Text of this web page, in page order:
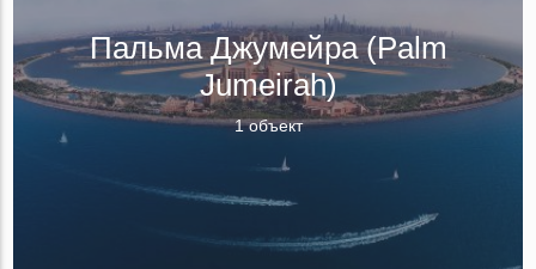
Пальма Джумейра (Palm
Jumeirah)
1 объект